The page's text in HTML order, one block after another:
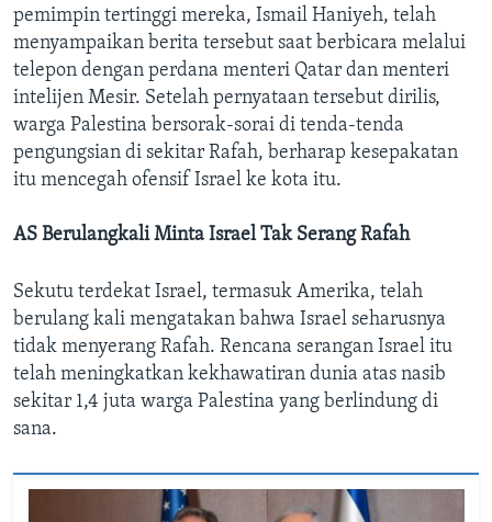
pemimpin tertinggi mereka, Ismail Haniyeh, telah
menyampaikan berita tersebut saat berbicara melalui
telepon dengan perdana menteri Qatar dan menteri
intelijen Mesir. Setelah pernyataan tersebut dirilis,
warga Palestina bersorak-sorai di tenda-tenda
pengungsian di sekitar Rafah, berharap kesepakatan
itu mencegah ofensif Israel ke kota itu.
AS Berulangkali Minta Israel Tak Serang Rafah
Sekutu terdekat Israel, termasuk Amerika, telah
berulang kali mengatakan bahwa Israel seharusnya
tidak menyerang Rafah. Rencana serangan Israel itu
telah meningkatkan kekhawatiran dunia atas nasib
sekitar 1,4 juta warga Palestina yang berlindung di
sana.